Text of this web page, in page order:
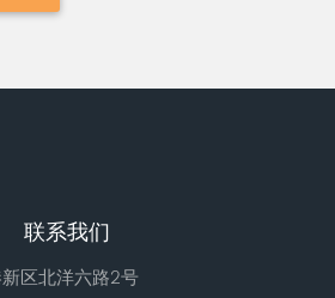
联系我们
区北洋六路2号